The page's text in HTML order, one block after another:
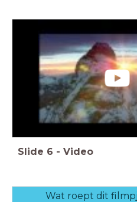
Slide 6 - Video
Wat roept dit